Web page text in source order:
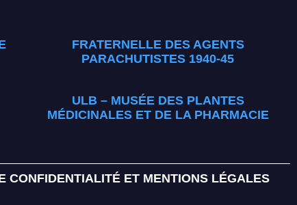
FRATERNELLE DES AGENTS
PARACHUTISTES 1940-45
ULB – MUSÉE DES PLANTES
MÉDICINALES ET DE LA PHARMACIE
CONFIDENTIALITÉ ET MENTIONS LÉGALES